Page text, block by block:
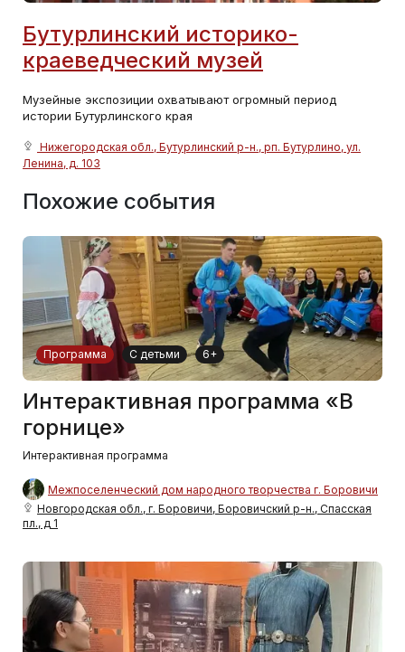
Бутурлинский историко-
краеведческий музей
Музейные экспозиции охватывают огромный период
истории Бутурлинского края
Нижегородская обл., Бутурлинский р-н., рп. Бутурлино, ул.
Ленина, д. 103
Похожие события
Программа С детьми 6+
Интерактивная программа «В
горнице»
Интерактивная программа
Межпоселенческий дом народного творчества г. Боровичи
Новгородская обл., г. Боровичи, Боровичский р-н., Спасская
пл., д 1